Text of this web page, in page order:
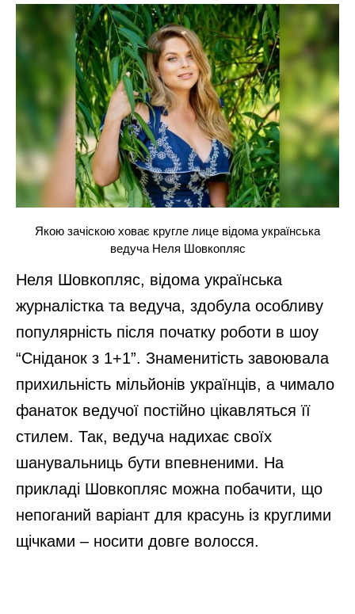
Якою зачіскою ховає кругле лице відома українська
ведуча Неля Шовкопляс
Неля Шовкопляс, відома українська
журналістка та ведуча, здобула особливу
популярність після початку роботи в шоу
“Сніданок з 1+1”. Знаменитість завоювала
прихильність мільйонів українців, а чимало
фанаток ведучої постійно цікавляться її
стилем. Так, ведуча надихає своїх
шанувальниць бути впевненими. На
прикладі Шовкопляс можна побачити, що
непоганий варіант для красунь із круглими
щічками – носити довге волосся.